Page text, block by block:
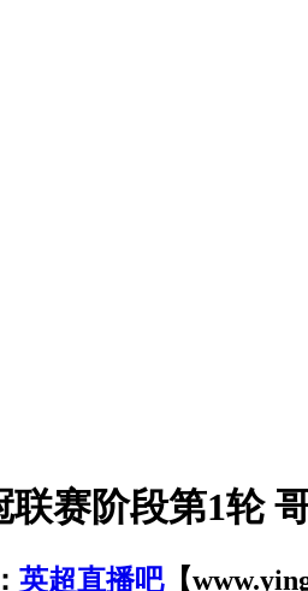
联赛阶段第1轮
英超直播吧【